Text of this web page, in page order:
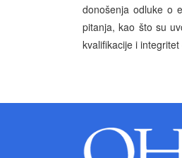
donošenja odluke o
pitanja, kao što su
kvalifikacije i